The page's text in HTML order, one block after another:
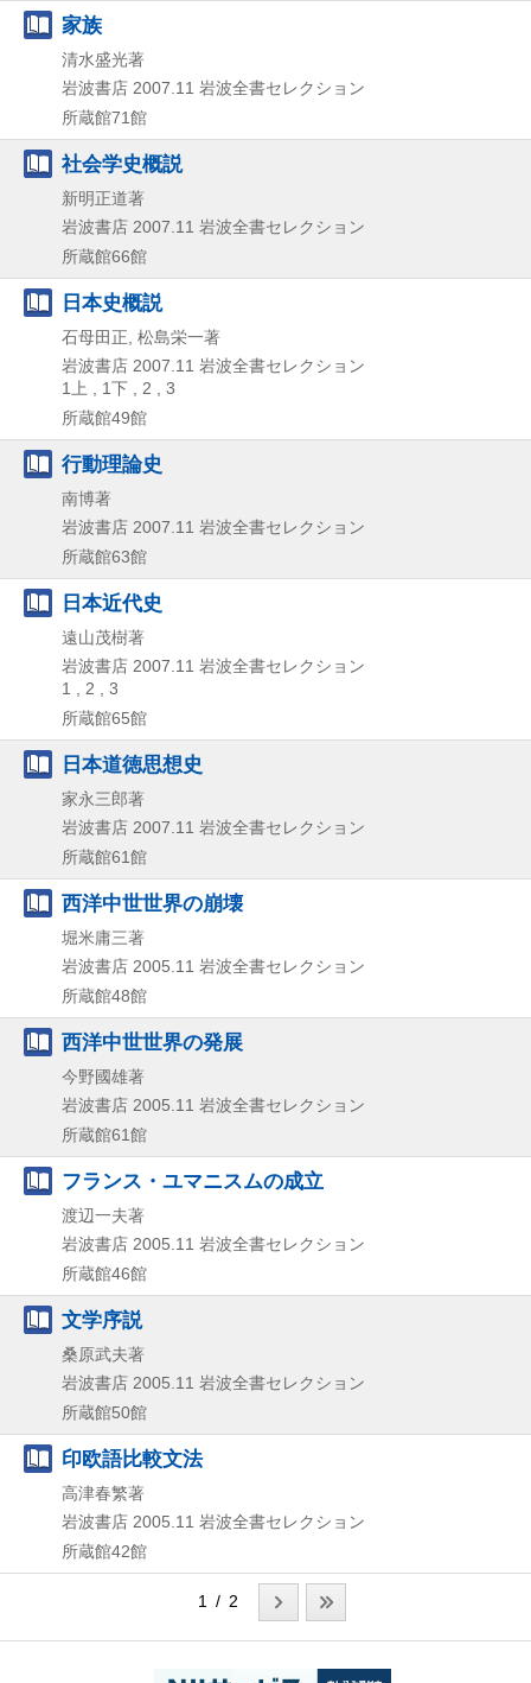
家族
清水盛光著
岩波書店 2007.11 岩波全書セレクション
所蔵館71館
社会学史概説
新明正道著
岩波書店 2007.11 岩波全書セレクション
所蔵館66館
日本史概説
石母田正, 松島栄一著
岩波書店 2007.11 岩波全書セレクション
1上 , 1下 , 2 , 3
所蔵館49館
行動理論史
南博著
岩波書店 2007.11 岩波全書セレクション
所蔵館63館
日本近代史
遠山茂樹著
岩波書店 2007.11 岩波全書セレクション
1 , 2 , 3
所蔵館65館
日本道徳思想史
家永三郎著
岩波書店 2007.11 岩波全書セレクション
所蔵館61館
西洋中世世界の崩壊
堀米庸三著
岩波書店 2005.11 岩波全書セレクション
所蔵館48館
西洋中世世界の発展
今野國雄著
岩波書店 2005.11 岩波全書セレクション
所蔵館61館
フランス・ユマニスムの成立
渡辺一夫著
岩波書店 2005.11 岩波全書セレクション
所蔵館46館
文学序説
桑原武夫著
岩波書店 2005.11 岩波全書セレクション
所蔵館50館
印欧語比較文法
高津春繁著
岩波書店 2005.11 岩波全書セレクション
所蔵館42館
1 / 2